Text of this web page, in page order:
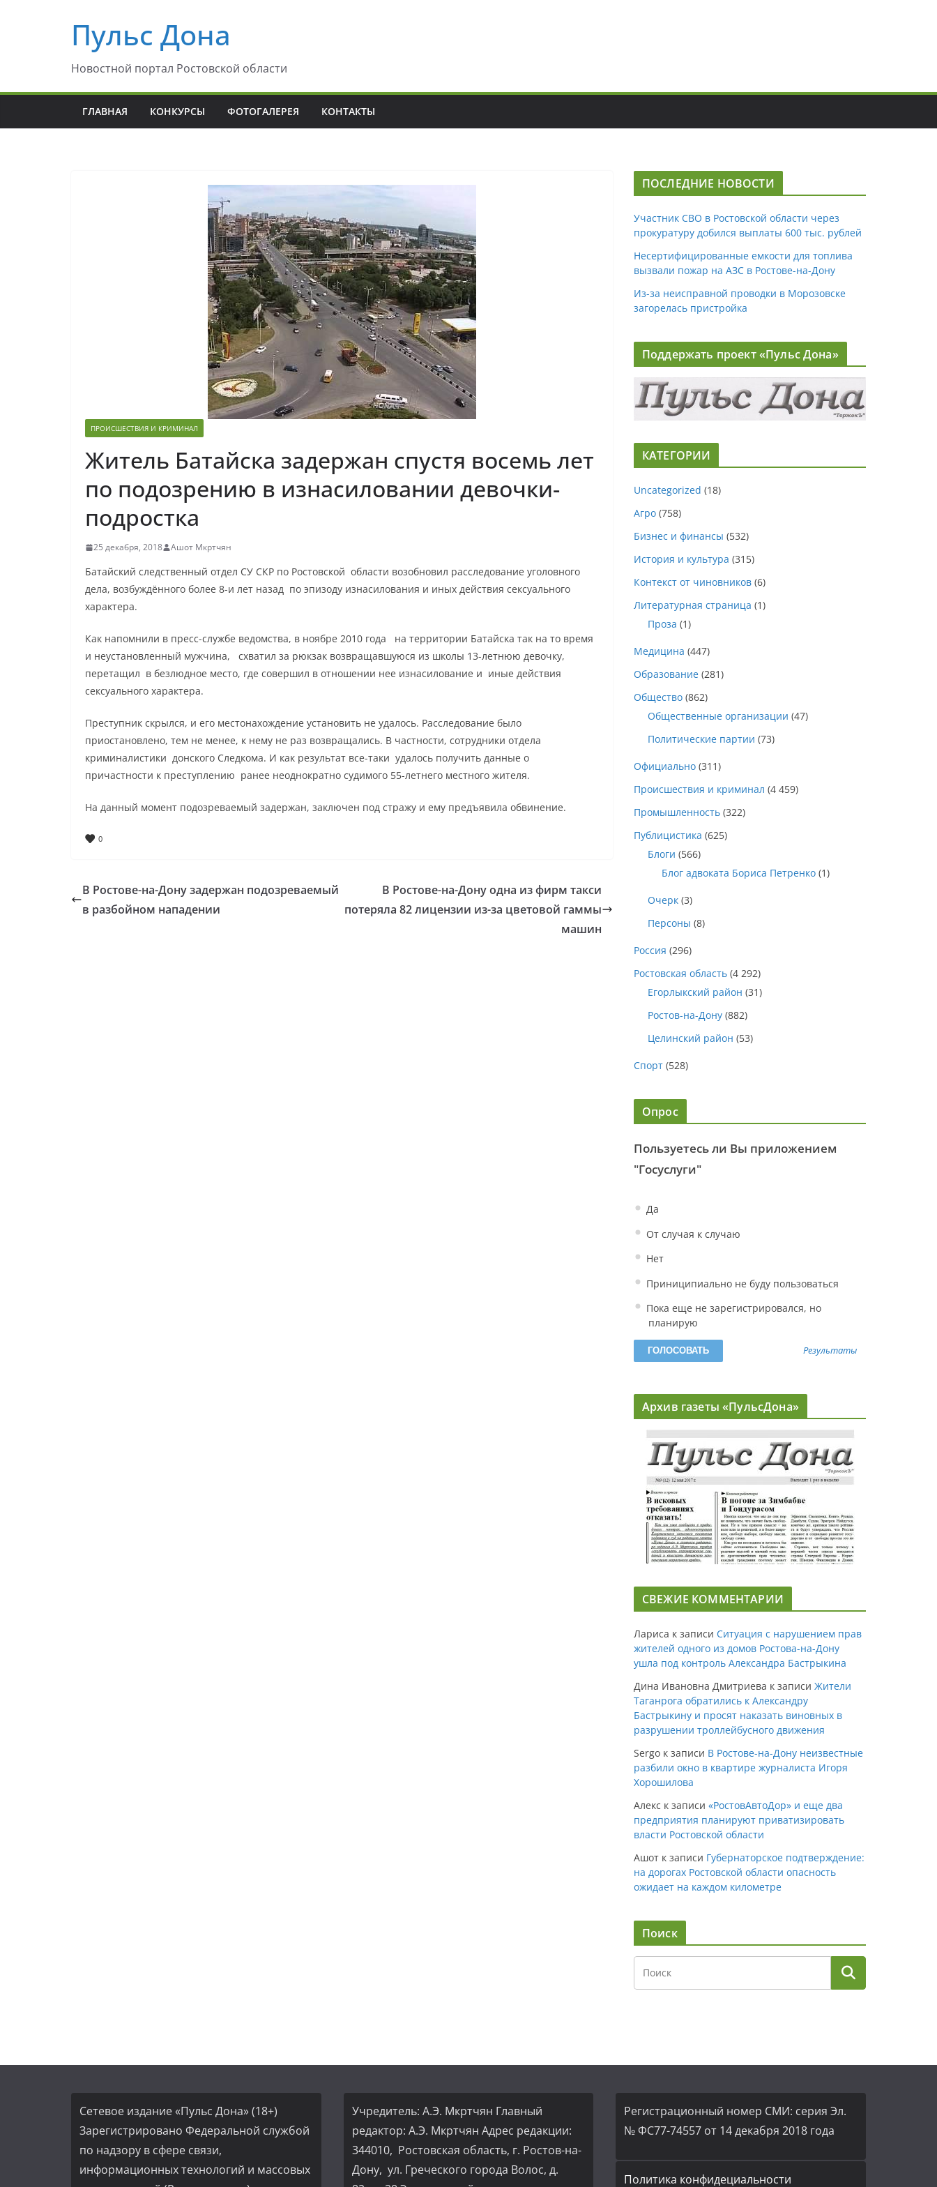
содержимомуПульс Дона
Новостной портал Ростовской области
ГЛАВНАЯ КОНКУРСЫ ФОТОГАЛЕРЕЯ КОНТАКТЫ
ПРОИСШЕСТВИЯ И КРИМИНАЛ
Житель Батайска задержан спустя восемь лет
по подозрению в изнасиловании девочки-
подростка
25 декабря, 2018 Ашот Мкртчян
Батайский следственный отдел СУ СКР по Ростовской области возобновил расследование уголовного
дела, возбуждённого более 8-и лет назад по эпизоду изнасилования и иных действия сексуального
характера.
Как напомнили в пресс-службе ведомства, в ноябре 2010 года на территории Батайска так на то время
и неустановленный мужчина, схватил за рюкзак возвращавшуюся из школы 13-летнюю девочку,
перетащил в безлюдное место, где совершил в отношении нее изнасилование и иные действия
сексуального характера.
Преступник скрылся, и его местонахождение установить не удалось. Расследование было
приостановлено, тем не менее, к нему не раз возвращались. В частности, сотрудники отдела
криминалистики донского Следкома. И как результат все-таки удалось получить данные о
причастности к преступлению ранее неоднократно судимого 55-летнего местного жителя.
На данный момент подозреваемый задержан, заключен под стражу и ему предъявила обвинение.
0
В Ростове-на-Дону задержан подозреваемый
в разбойном нападении
В Ростове-на-Дону одна из фирм такси
потеряла 82 лицензии из-за цветовой гаммы
машин
ПОСЛЕДНИЕ НОВОСТИ
Участник СВО в Ростовской области через
прокуратуру добился выплаты 600 тыс. рублей
Несертифицированные емкости для топлива
вызвали пожар на АЗС в Ростове-на-Дону
Из-за неисправной проводки в Морозовске
загорелась пристройка
Поддержать проект «Пульс Дона»
КАТЕГОРИИ
Uncategorized (18)
Агро (758)
Бизнес и финансы (532)
История и культура (315)
Контекст от чиновников (6)
Литературная страница (1)
Проза (1)
Медицина (447)
Образование (281)
Общество (862)
Общественные организации (47)
Политические партии (73)
Официально (311)
Происшествия и криминал (4 459)
Промышленность (322)
Публицистика (625)
Блоги (566)
Блог адвоката Бориса Петренко (1)
Очерк (3)
Персоны (8)
Россия (296)
Ростовская область (4 292)
Егорлыкский район (31)
Ростов-на-Дону (882)
Целинский район (53)
Спорт (528)
Опрос
Пользуетесь ли Вы приложением
"Госуслуги"
Да
От случая к случаю
Нет
Приниципиально не буду пользоваться
Пока еще не зарегистрировался, но
планирую
Результаты
Архив газеты «ПульсДона»
СВЕЖИЕ КОММЕНТАРИИ
Лариса к записи Ситуация с нарушением прав
жителей одного из домов Ростова-на-Дону
ушла под контроль Александра Бастрыкина
Дина Ивановна Дмитриева к записи Жители
Таганрога обратились к Александру
Бастрыкину и просят наказать виновных в
разрушении троллейбусного движения
Sergo к записи В Ростове-на-Дону неизвестные
разбили окно в квартире журналиста Игоря
Хорошилова
Алекс к записи «РостовАвтоДор» и еще два
предприятия планируют приватизировать
власти Ростовской области
Ашот к записи Губернаторское подтверждение:
на дорогах Ростовской области опасность
ожидает на каждом километре
Поиск
Сетевое издание «Пульс Дона» (18+)
Зарегистрировано Федеральной службой
по надзору в сфере связи,
информационных технологий и массовых
Учредитель: А.Э. Мкртчян Главный
редактор: А.Э. Мкртчян Адрес редакции:
344010, Ростовская область, г. Ростов-на-
Дону, ул. Греческого города Волос, д.
Регистрационный номер СМИ: серия Эл.
№ ФС77-74557 от 14 декабря 2018 года
Политика конфидециальности